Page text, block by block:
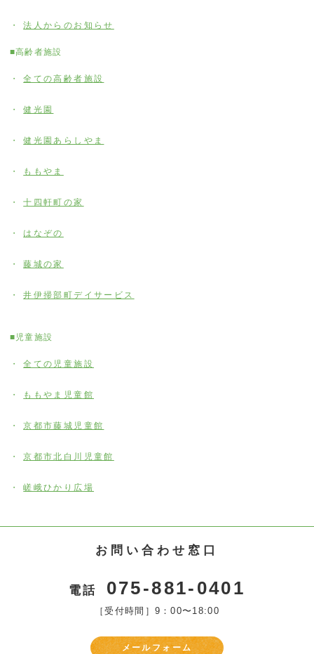
法人からのお知らせ
■高齢者施設
全ての高齢者施設
健光園
健光園あらしやま
ももやま
十四軒町の家
はなぞの
藤城の家
井伊掃部町デイサービス
■児童施設
全ての児童施設
ももやま児童館
京都市藤城児童館
京都市北白川児童館
嵯峨ひかり広場
お問い合わせ窓口
電話 075-881-0401
［受付時間］9：00〜18:00
メールフォーム